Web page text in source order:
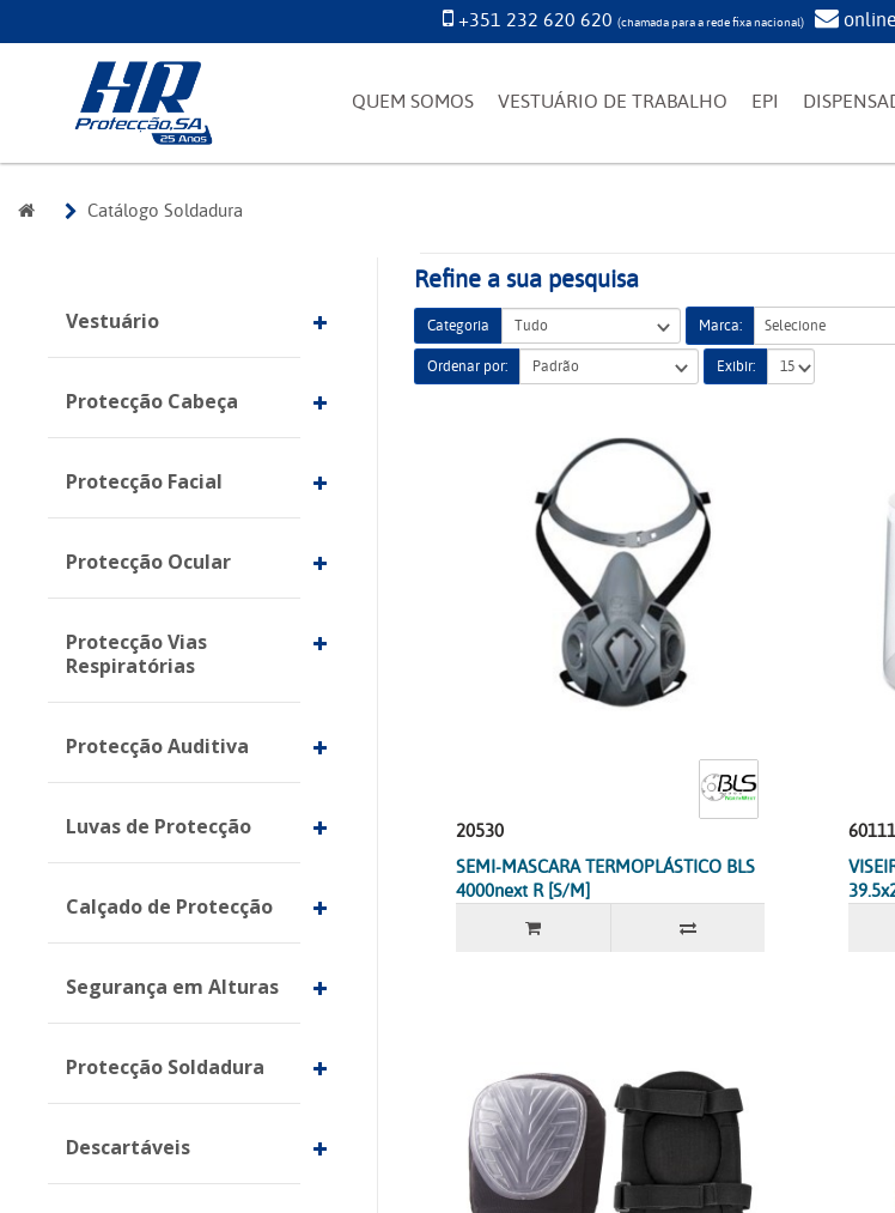
+351 232 620 620 (chamada para a rede fixa nacional)
QUEM SOMOS VESTUÁRIO DE TRABALHO EPI
Catálogo Soldadura
Vestuário
Protecção Cabeça
Protecção Facial
Protecção Ocular
Protecção Vias
Respiratórias
Protecção Auditiva
Luvas de Protecção
Calçado de Protecção
Segurança em Alturas
Protecção Soldadura
Descartáveis
Refine a sua pesquisa
Categoria Marca: Selecione
Ordenar por:
Exibir:
20530
SEMI-MASCARA TERMOPLÁSTICO BLS
4000next R [S/M]